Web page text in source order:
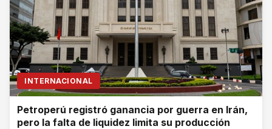
INTERNACIONAL
Petroperú registró ganancia por guerra en Irán,
pero la falta de liquidez limita su producción